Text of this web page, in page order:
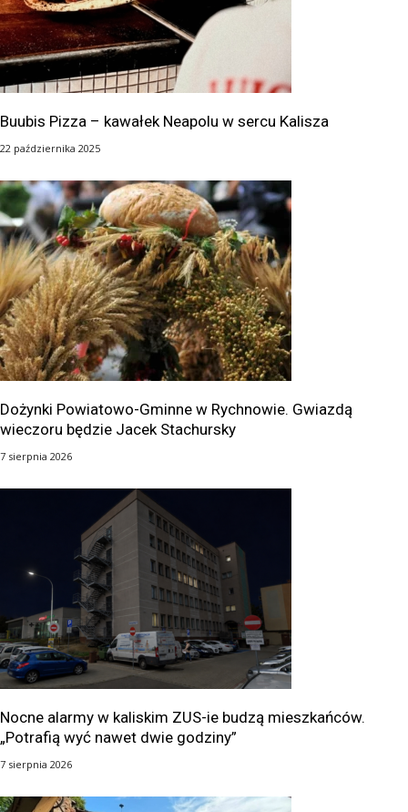
Buubis Pizza – kawałek Neapolu w sercu Kalisza
22 października 2025
Dożynki Powiatowo-Gminne w Rychnowie. Gwiazdą
wieczoru będzie Jacek Stachursky
7 sierpnia 2026
Nocne alarmy w kaliskim ZUS-ie budzą mieszkańców.
„Potrafią wyć nawet dwie godziny”
7 sierpnia 2026